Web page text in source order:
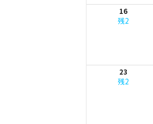
16
残2
23
残2